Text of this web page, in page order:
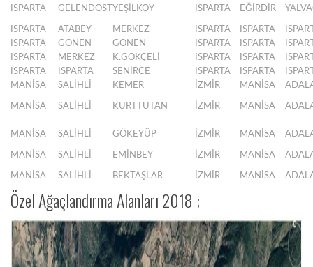
ISPARTA GELENDOST YEŞİLKÖY ISPARTA EĞİRDİR
ISPARTA ATABEY MERKEZ ISPARTA ISPARTA
ISPARTA
GÖNEN GÖNEN ISPARTA ISPARTA
ISPARTA
MERKEZ K.GÖKÇELİ ISPARTA ISPARTA
ISPARTA
ISPARTA SENİRCE ISPARTA ISPARTA
MANİSA
SALİHLİ KEMER İZMİR MANİSA
MANİSA SALİHLİ KURTTUTAN İZMİR MANİSA
MANİSA SALİHLİ GÖKEYÜP İZMİR MANİSA
MANİSA SALİHLİ EMİNBEY İZMİR MANİSA
MANİSA SALİHLİ BEKTAŞLAR İZMİR MANİSA
Özel Ağaçlandırma Alanları 2018 ;